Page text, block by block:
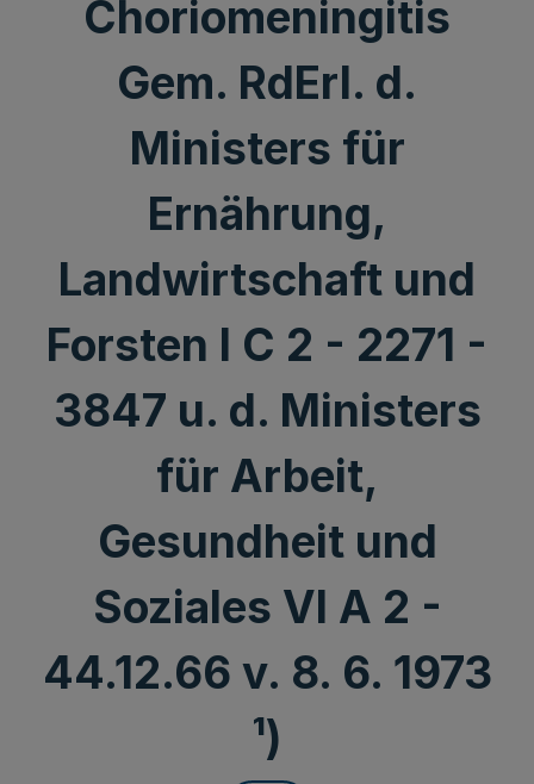
Choriomeningitis
Gem. RdErl. d.
Ministers für
Ernährung,
Landwirtschaft und
Forsten I C 2 - 2271 -
3847 u. d. Ministers
für Arbeit,
Gesundheit und
Soziales VI A 2 -
44.12.66 v. 8. 6. 1973
¹)